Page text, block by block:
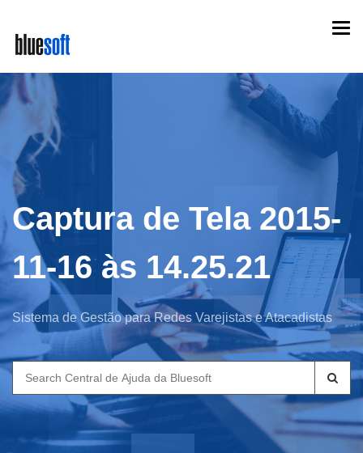
main
content
Captura de Tela 2015-
11-16 às 14.25.21
Sistema de Gestão para Redes Varejistas e Atacadistas
Search
for: